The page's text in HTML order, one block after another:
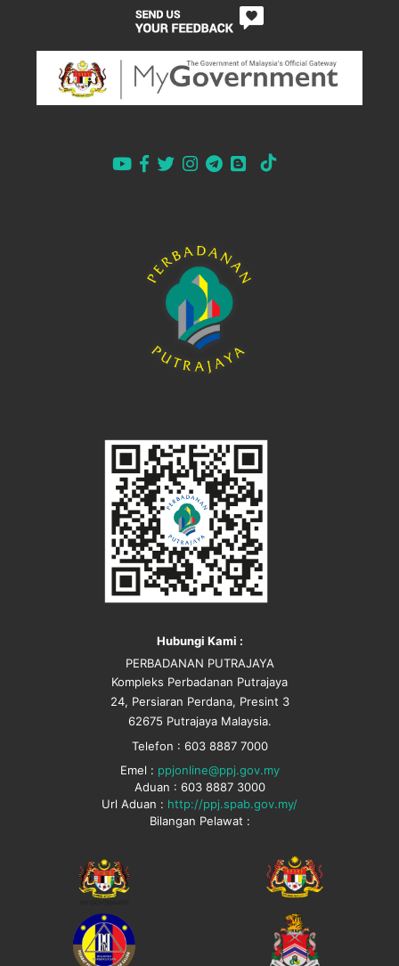
Hubungi Kami :
PERBADANAN PUTRAJAYA
Kompleks Perbadanan Putrajaya
24, Persiaran Perdana, Presint 3
62675 Putrajaya Malaysia.
Telefon : 603 8887 7000
Emel : ppjonline@ppj.gov.my
Aduan : 603 8887 3000
Url Aduan : http://ppj.spab.gov.my/
Bilangan Pelawat :